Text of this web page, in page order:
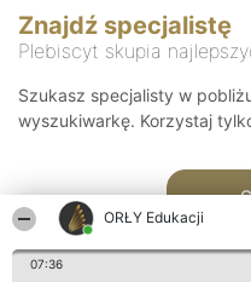
ORŁY Edukacji
07:36
Znajdź specjalistę
Plebiscyt skupia
Szukasz specjalisty w
wyszukiwarkę. Korzystaj